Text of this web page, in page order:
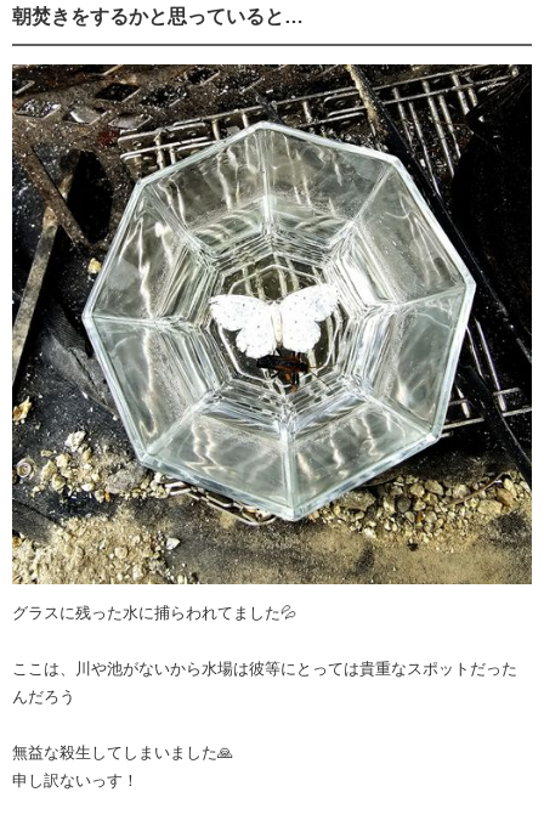
朝焚きをするかと思っていると…
グラスに残った水に捕らわれてました💦
ここは、川や池がないから水場は彼等にとっては貴重なスポットだった
んだろう
無益な殺生してしまいました🙏
申し訳ないっす！